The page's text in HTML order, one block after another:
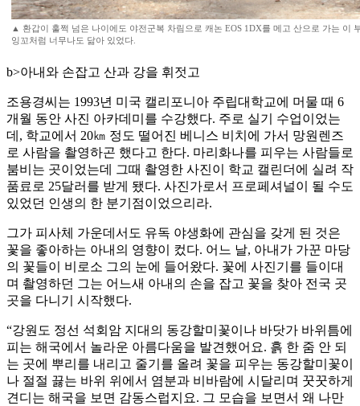
▲ 환갑이 훌쩍 넘은 나이에도 야전군복 차림으로 캐논 EOS 1DX를 메고 산으로 가는 이
잉꼬처럼 너무나도 닮아 있었다.
b>아내와 손잡고 산과 강을 휘젓고
조용경씨는 1993년 미국 캘리포니아 주립대학교에 머물 때 6
개월 동안 사진 아카데미를 수강했다. 주로 실기 수업이었는
데, 학교에서 20㎞ 정도 떨어진 베니스 비치에 가서 망원렌즈
로 사람을 촬영하곤 했다고 한다. 마리화나를 피우는 사람들로
붐비는 곳이었는데 그때 촬영한 사진이 학교 캘린더에 실려 작
품료로 25달러를 받게 됐다. 사진가로서 프로페셔널이 될 수도
있었던 인생의 한 분기점이었으리라.
그가 피사체 가운데서도 유독 야생화에 관심을 갖게 된 것은
꽃을 좋아하는 아내의 영향이 컸다. 어느 날, 아내가 가꾼 마당
의 꽃들이 비로소 그의 눈에 들어왔다. 꽃에 사진기를 들이대
며 촬영하던 그는 어느새 아내의 손을 잡고 꽃을 찾아 전국 곳
곳을 다니기 시작했다.
“강원도 정선 석회암 지대의 동강할미꽃이나 바닷가 바위틈에
피는 해국에서 놀라운 아름다움을 발견했어요. 흙 한 줌 안 되
는 곳에 뿌리를 내리고 줄기를 올려 꽃을 피우는 동강할미꽃이
나 절절 끓는 바위 위에서 염분과 비바람에 시달리며 꿋꿋하게
견디는 해국을 보면 감동스럽지요. 그 모습을 보면서 왜 나만